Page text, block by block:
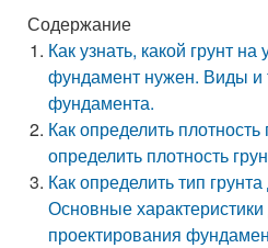
Содержание
Как узнать, какой грунт на
фундамент нужен. Виды и
фундамента.
Как определить
определить плотность
Как определить тип
Основные
проектирования